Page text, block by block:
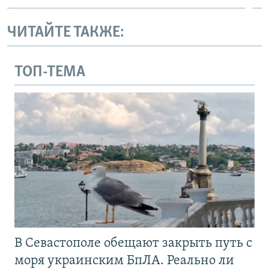
ЧИТАЙТЕ ТАКЖЕ:
ТОП-ТЕМА
В Севастополе обещают закрыть путь с
моря украинским БпЛА. Реально ли